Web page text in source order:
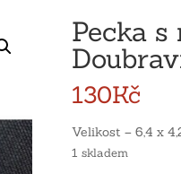
Pecka
130Kč
Velikost – 6,4 x
1 skladem